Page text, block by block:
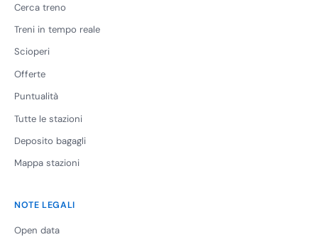
Cerca treno
Treni in tempo reale
Scioperi
Offerte
Puntualità
Tutte le stazioni
Deposito bagagli
Mappa stazioni
NOTE LEGALI
Open data